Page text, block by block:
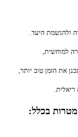
ולהגשמת היעד.
למוחשית,
את הזמן טוב יותר,
ריאלית.
בכלל: